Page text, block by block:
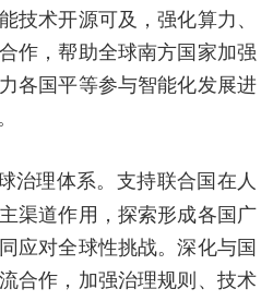
技术开源可及，强化算力、
作，帮助全球南方国家加强
各国平等参与智能化发展进
治理体系。 支持联合国在人
渠道作用，探索形成各国广
应对全球性挑战。深化与国
合作，加强治理规则、技术